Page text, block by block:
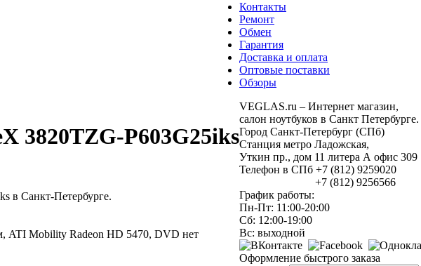
3820TZG-P603G25iks
в Санкт-Петербурге.
ATI Mobility Radeon HD 5470, DVD нет
Контакты
Ремонт
Обмен
Гарантия
Доставка и оплата
Оптовые поставки
Обзоры
VEGLAS.ru – Интернет магазин,
салон ноутбуков в Санкт Петербурге.
Город Санкт-Петербург (СПб)
Станция метро Ладожская,
Уткин пр., дом 11 литера А офис 309
Телефон в СПб +7 (812) 9259020
+7 (812) 9256566
График работы:
Пн-Пт: 11:00-20:00
Сб: 12:00-19:00
Вс: выходной
Оформление быстрого заказа